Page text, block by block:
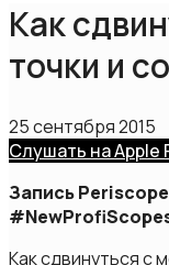
Как
точки и
25 сентября 2015
Слушать на Apple
Запись Periscope
Как сдвинуться с